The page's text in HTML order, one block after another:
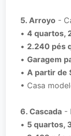
5. Arroyo -
• 4 quartos,
• 2.240 pés
• Garagem
• A partir de
• Casa
6. Cascada -
• 5 quartos,